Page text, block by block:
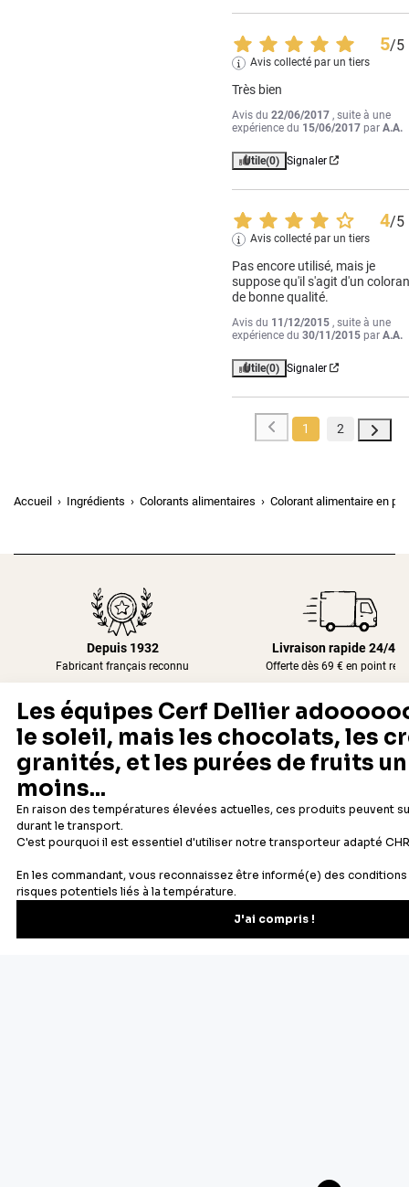
5/5
Avis collecté par un tiers
Très bien
Avis du22/06/2017 , suite à une
expérience du 15/06/2017 parA.A.
Utile(0) Signaler
4/5
Avis collecté par un tiers
Pas encore utilisé, mais je
suppose qu'il s'agit d'un
de bonne qualité.
Avis du 11/12/2015 , suite à une
expérience du30/11/2015 parA.A.
Utile(0) Signaler
1 2
Accueil Ingrédients Colorants alimentaires Colorant alimentaire en
Depuis 1932
Fabricant français reconnu
Livraison rapide 24/48h
Offerte dès 69 € en point
Newsletter
Recevez les recettes, astuces et offres spéciales.
S'inscrire
Vous pourrez vous désinscrire depuis votre espace client.